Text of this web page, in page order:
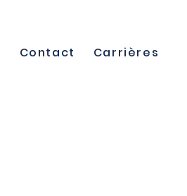
Contact Carrières